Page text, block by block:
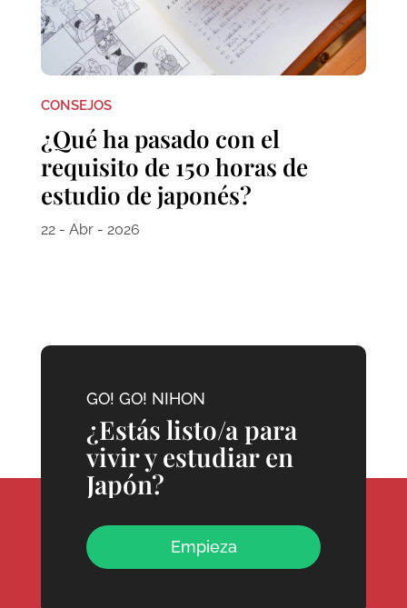
CONSEJOS
¿Qué ha pasado con el
requisito de 150 horas de
estudio de japonés?
22 - Abr - 2026
GO! GO! NIHON
¿Estás listo/a para
vivir y estudiar en
Japón?
Empieza